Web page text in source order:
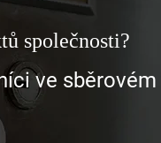
společnosti?
ve